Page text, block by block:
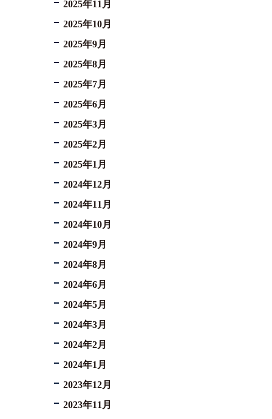
2025年11月
2025年10月
2025年9月
2025年8月
2025年7月
2025年6月
2025年3月
2025年2月
2025年1月
2024年12月
2024年11月
2024年10月
2024年9月
2024年8月
2024年6月
2024年5月
2024年3月
2024年2月
2024年1月
2023年12月
2023年11月